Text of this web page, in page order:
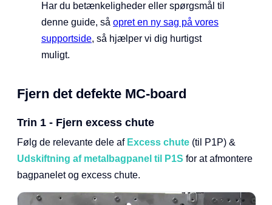
Har du betænkeligheder eller spørgsmål til
denne guide, så opret en ny sag på vores
supportside, så hjælper vi dig hurtigst
muligt.
Fjern det defekte MC-board
Trin 1 - Fjern excess chute
Følg de relevante dele af Excess chute (til P1P) &
Udskiftning af metalbagpanel til P1S for at afmontere
bagpanelet og excess chute.